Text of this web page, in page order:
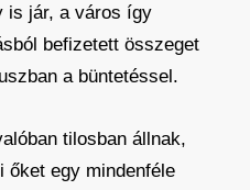
is jár, a város így
befizetett összeget
a büntetéssel.
tilosban állnak,
őket egy mindenféle